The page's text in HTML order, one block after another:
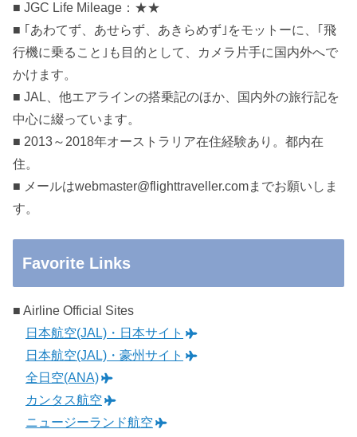
■ JGC Life Mileage：★★
■ ｢あわてず、あせらず、あきらめず｣をモットーに、｢飛
行機に乗ること｣も目的として、カメラ片手に国内外へで
かけます。
■ JAL、他エアラインの搭乗記のほか、国内外の旅行記を
中心に綴っています。
■ 2013～2018年オーストラリア在住経験あり。都内在
住。
■ メールはwebmaster@flighttraveller.comまでお願いしま
す。
Favorite Links
■ Airline Official Sites
日本航空(JAL)・日本サイト
日本航空(JAL)・豪州サイト
全日空(ANA)
カンタス航空
ニュージーランド航空